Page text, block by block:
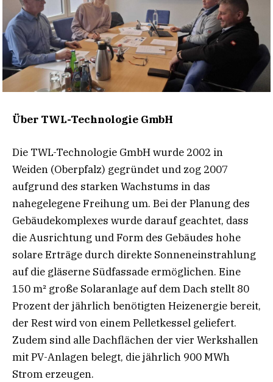
Über TWL-Technologie GmbH
Die TWL-Technologie GmbH wurde 2002 in
Weiden (Oberpfalz) gegründet und zog 2007
aufgrund des starken Wachstums in das
nahegelegene Freihung um. Bei der Planung des
Gebäudekomplexes wurde darauf geachtet, dass
die Ausrichtung und Form des Gebäudes hohe
solare Erträge durch direkte Sonneneinstrahlung
auf die gläserne Südfassade ermöglichen. Eine
150 m² große Solaranlage auf dem Dach stellt 80
Prozent der jährlich benötigten Heizenergie bereit,
der Rest wird von einem Pelletkessel geliefert.
Zudem sind alle Dachflächen der vier Werkshallen
mit PV-Anlagen belegt, die jährlich 900 MWh
Strom erzeugen.